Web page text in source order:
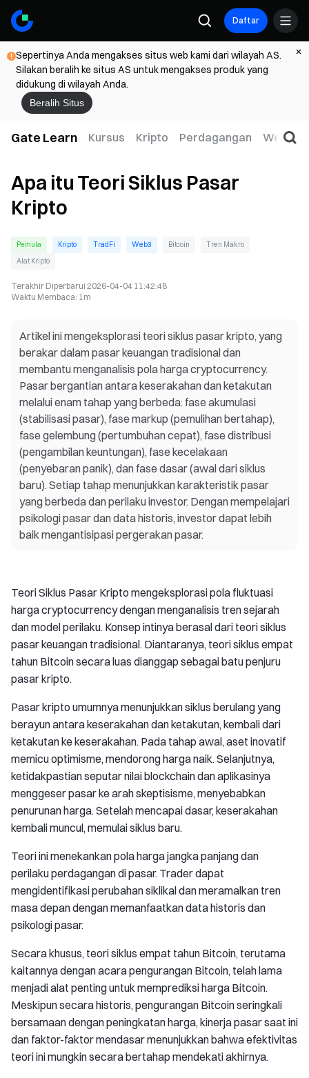
Daftar
Sepertinya Anda mengakses situs web kami dari wilayah AS.
Silakan beralih ke situs AS untuk mengakses produk yang
didukung di wilayah Anda.
Beralih Situs
Gate Learn Kursus Kripto Perdagangan Web3
Apa itu Teori Siklus Pasar
Kripto
Pemula Kripto TradFi Web3 Bitcoin
Tren Makro
Alat Kripto
Terakhir Diperbarui 2026-04-04 11:42:48
Waktu Membaca: 1m
Artikel ini mengeksplorasi teori siklus pasar kripto, yang
berakar dalam pasar keuangan tradisional dan
membantu menganalisis pola harga cryptocurrency.
Pasar bergantian antara keserakahan dan ketakutan
melalui enam tahap yang berbeda: fase akumulasi
(stabilisasi pasar), fase markup (pemulihan bertahap),
fase gelembung (pertumbuhan cepat), fase distribusi
(pengambilan keuntungan), fase kecelakaan
(penyebaran panik), dan fase dasar (awal dari siklus
baru). Setiap tahap menunjukkan karakteristik pasar
yang berbeda dan perilaku investor. Dengan mempelajari
psikologi pasar dan data historis, investor dapat lebih
baik mengantisipasi pergerakan pasar.
Teori Siklus Pasar Kripto mengeksplorasi pola fluktuasi
harga cryptocurrency dengan menganalisis tren sejarah
dan model perilaku. Konsep intinya berasal dari teori siklus
pasar keuangan tradisional. Diantaranya, teori siklus empat
tahun Bitcoin secara luas dianggap sebagai batu penjuru
pasar kripto.
Pasar kripto umumnya menunjukkan siklus berulang yang
berayun antara keserakahan dan ketakutan, kembali dari
ketakutan ke keserakahan. Pada tahap awal, aset inovatif
memicu optimisme, mendorong harga naik. Selanjutnya,
ketidakpastian seputar nilai blockchain dan aplikasinya
menggeser pasar ke arah skeptisisme, menyebabkan
penurunan harga. Setelah mencapai dasar, keserakahan
kembali muncul, memulai siklus baru.
Teori ini menekankan pola harga jangka panjang dan
perilaku perdagangan di pasar. Trader dapat
mengidentifikasi perubahan siklikal dan meramalkan tren
masa depan dengan memanfaatkan data historis dan
psikologi pasar.
Secara khusus, teori siklus empat tahun Bitcoin, terutama
kaitannya dengan acara pengurangan Bitcoin, telah lama
menjadi alat penting untuk memprediksi harga Bitcoin.
Meskipun secara historis, pengurangan Bitcoin seringkali
bersamaan dengan peningkatan harga, kinerja pasar saat ini
dan faktor-faktor mendasar menunjukkan bahwa efektivitas
teori ini mungkin secara bertahap mendekati akhirnya.